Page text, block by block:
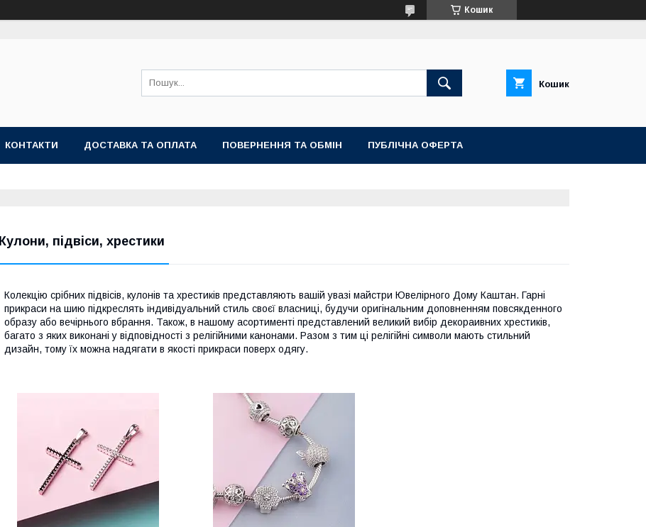
Кошик
Кошик
КОНТАКТИ ДОСТАВКА ТА ОПЛАТА ПОВЕРНЕННЯ ТА ОБМІН ПУБЛІЧНА ОФЕРТА
Кулони, підвіси, хрестики
Колекцію срібних підвісів, кулонів та хрестиків представляють вашій увазі майстри Ювелірного Дому Каштан. Гарні
прикраси на шию підкреслять індивідуальний стиль своєї власниці, будучи оригінальним доповненням повсякденного
образу або вечірнього вбрання. Також, в нашому асортименті представлений великий вибір декораивних хрестиків,
багато з яких виконані у відповідності з релігійними канонами. Разом з тим ці релігійні символи мають стильний
дизайн, тому їх можна надягати в якості прикраси поверх одягу.